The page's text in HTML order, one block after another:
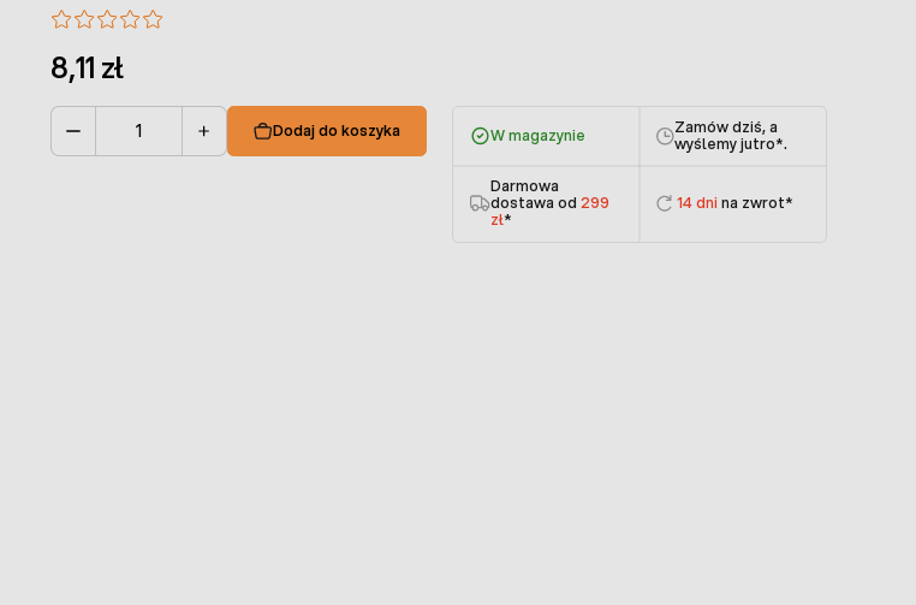
8,11 zł
Dodaj do koszyka W magazynie
Zamów dziś, a
wyślemy jutro*.
Darmowa
dostawa od 299
zł*
14 dni na zwrot*